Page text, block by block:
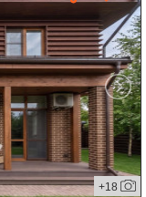
+18